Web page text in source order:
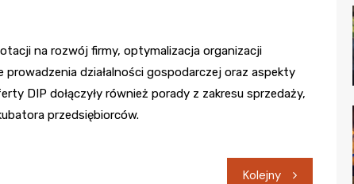
na rozwój firmy, optymalizacja organizacji
działalności gospodarczej oraz aspekty
DIP dołączyły również porady z zakresu sprzedaży,
przedsiębiorców.
Kolejny